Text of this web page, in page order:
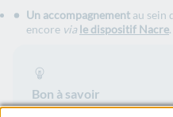
Un accompagnement au sein
encore via le dispositif Nacre.
Bon à savoir
Ne gardez pas tous vos